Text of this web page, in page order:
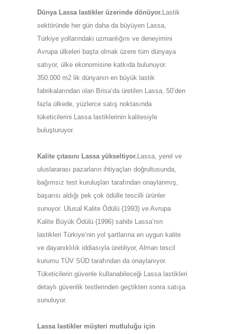
Dünya Lassa lastikler üzerinde dönüyor. Lastik
sektöründe her gün daha da büyüyen Lassa,
Türkiye yollarındaki uzmanlığını ve deneyimini
Avrupa ülkeleri başta olmak üzere tüm dünyaya
satıyor, ülke ekonomisine katkıda bulunuyor.
350.000 m2 lik dünyanın en büyük lastik
fabrikalarından olan Brisa’da üretilen Lassa, 50’den
fazla ülkede, yüzlerce satış noktasında
tüketicilerini Lassa lastiklerinin kalitesiyle
buluşturuyor.
Kalite çıtasını Lassa yükseltiyor. Lassa, yerel ve
uluslararası pazarların ihtiyaçları doğrultusunda,
bağımsız test kuruluşları tarafından onaylanmış,
başarısı aldığı pek çok ödülle tescilli ürünler
sunuyor. Ulusal Kalite Ödülü (1993) ve Avrupa
Kalite Büyük Ödülü (1996) sahibi Lassa’nın
lastikleri Türkiye’nin yol şartlarına en uygun kalite
ve dayanıklılık iddiasıyla üretiliyor, Alman tescil
kurumu TÜV SÜD tarafından da onaylanıyor.
Tüketicilerin güvenle kullanabileceği Lassa lastikleri
detaylı güvenlik testlerinden geçtikten sonra satışa
sunuluyor.
Lassa lastikler müşteri mutluluğu için